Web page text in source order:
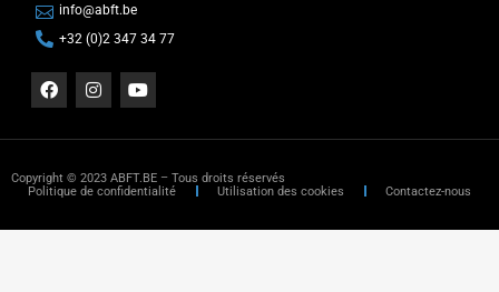
info@abft.be
+32 (0)2 347 34 77
Copyright © 2023 ABFT.BE – Tous droits réservés
Politique de confidentialité
Utilisation des cookies Contactez-nous